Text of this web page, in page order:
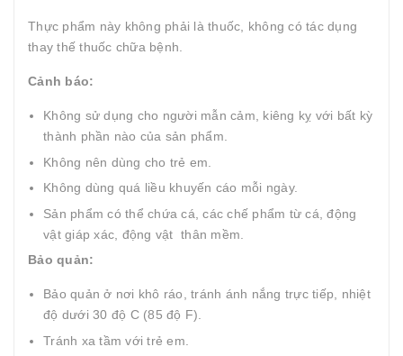
Thực phẩm này không phải là thuốc, không có tác dụng
thay thế thuốc chữa bệnh.
Cảnh báo:
Không sử dụng cho người mẫn cảm, kiêng kỵ với bất kỳ
thành phần nào của sản phẩm.
Không nên dùng cho trẻ em.
Không dùng quá liều khuyến cáo mỗi ngày.
Sản phẩm có thể chứa cá, các chế phẩm từ cá, động
vật giáp xác, động vật thân mềm.
Bảo quản:
Bảo quản ở nơi khô ráo, tránh ánh nắng trực tiếp, nhiệt
độ dưới 30 độ C (85 độ F).
Tránh xa tầm với trẻ em.